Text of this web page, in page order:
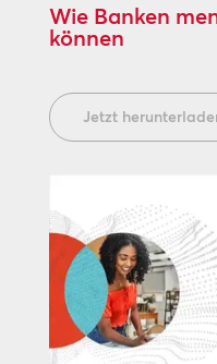
Wie Banken
können
Jetzt